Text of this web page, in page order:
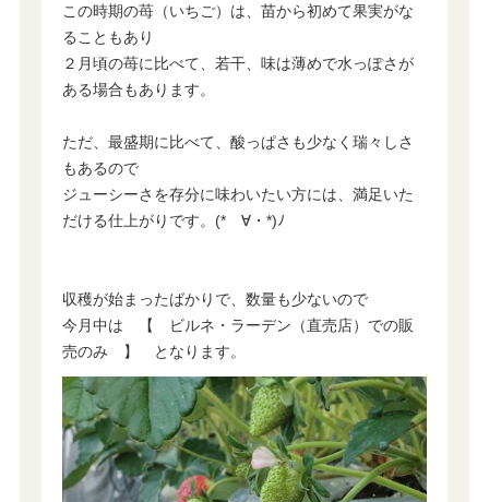
この時期の苺（いちご）は、苗から初めて果実がな
ることもあり
２月頃の苺に比べて、若干、味は薄めで水っぽさが
ある場合もあります。
ただ、最盛期に比べて、酸っぱさも少なく瑞々しさ
もあるので
ジューシーさを存分に味わいたい方には、満足いた
だける仕上がりです。(*ゝ∀・*)ﾉ
収穫が始まったばかりで、数量も少ないので
今月中は 【 ビルネ・ラーデン（直売店）での販
売のみ 】 となります。